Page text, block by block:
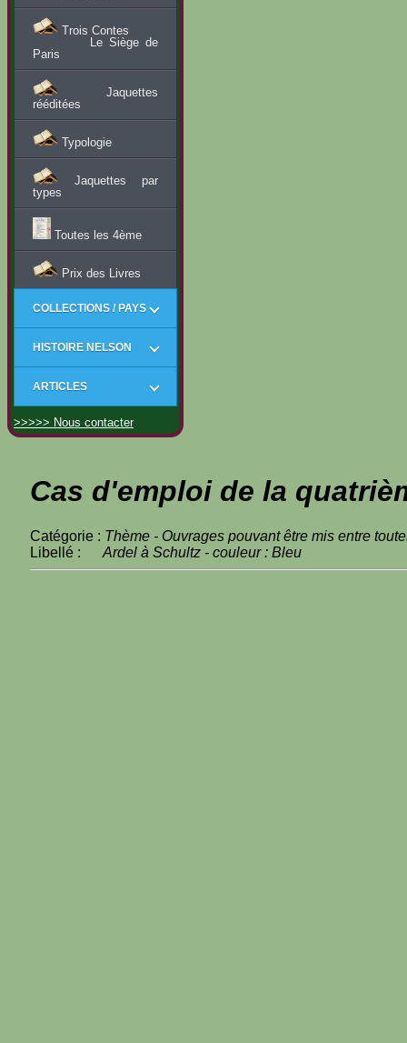
Trois Contes
Le Siège de
Paris
Jaquettes
rééditées
Typologie
Jaquettes par
types
Toutes les 4ème
Prix des Livres
COLLECTIONS / PAYS
HISTOIRE NELSON
ARTICLES
>>>>> Nous contacter
Cas d'emploi de la
Catégorie : Thème - Ouvrages pouvant être mis entre
Libellé : Ardel à Schultz - couleur : Bleu